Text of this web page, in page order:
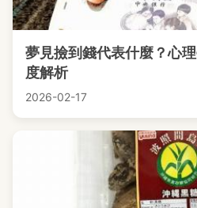
夢見撿到錢代表什麼？心
度解析
2026-02-17